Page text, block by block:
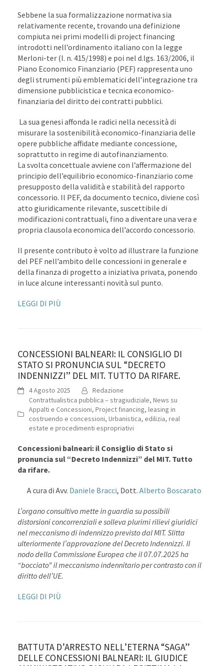
Sebbene la sua formalizzazione normativa sia
relativamente recente, trovando una definizione
compiuta nei primi modelli di project financing
introdotti nell’ordinamento italiano con la legge
Merloni-ter (l. n. 415/1998) e poi nel d.lgs. 163/2006, il
Piano Economico Finanziario (PEF) rappresenta uno
degli strumenti più emblematici dell’integrazione tra
dimensione pubblicistica e tecnica economico-
finanziaria del diritto dei contratti pubblici.
La sua genesi affonda le radici nella necessità di
misurare la sostenibilità economico-finanziaria delle
opere pubbliche affidate mediante concessione,
soprattutto in regime di autofinanziamento.
La svolta concettuale avviene con l’affermazione del
principio dell’equilibrio economico-finanziario come
presupposto della validità e stabilità del rapporto
concessorio. Il PEF, da documento tecnico, diviene così
atto giuridicamente rilevante, suscettibile di
modificazioni contrattuali, fino a diventare una vera e
propria clausola economica dell’accordo concessorio.
Il presente contributo è volto ad illustrare la funzione
del PEF nell’ambito delle concessioni in generale e
della finanza di progetto a iniziativa privata, ponendo
in luce alcune interessanti novità sul punto.
LEGGI DI PIÙ
CONCESSIONI BALNEARI: IL CONSIGLIO DI
STATO SI PRONUNCIA SUL “DECRETO
INDENNIZZI” DEL MIT. TUTTO DA RIFARE.
4 Agosto 2025
Redazione
Contrattualistica pubblica – stragiudiziale, News su
Appalti e Concessioni, Project financing, leasing in
costruendo e concessioni, Urbanistica, edilizia, real
estate e procedimenti espropriativi
Concessioni balneari: il Consiglio di Stato si
pronuncia sul “Decreto Indennizzi” del MIT. Tutto
da rifare.
A cura di Avv. Daniele Bracci, Dott.Alberto Boscarato
L’organo consultivo mette in guardia su possibili
distorsioni concorrenziali e solleva plurimi rilievi giuridici
nel meccanismo di indennizzo previsto dal MIT. Slitta
ulteriormente l’approvazione del Decreto Indennizzi. Il
nodo della Commissione Europea che il 07.07.2025 ha
“bocciato” il meccanismo indennitario per contrasto con il
diritto dell’UE.
LEGGI DI PIÙ
BATTUTA D’ARRESTO NELL’ETERNA “SAGA”
DELLE CONCESSIONI BALNEARI: IL GIUDICE